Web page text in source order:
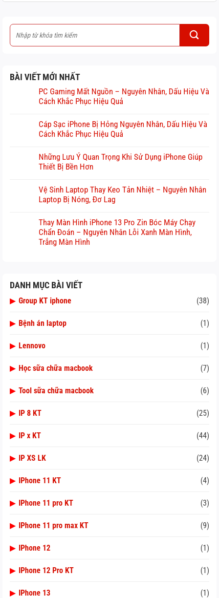
BÀI VIẾT MỚI NHẤT
PC Gaming Mất Nguồn – Nguyên Nhân, Dấu Hiệu Và
Cách Khắc Phục Hiệu Quả
Cáp Sạc iPhone Bị Hỏng Nguyên Nhân, Dấu Hiệu Và
Cách Khắc Phục Hiệu Quả
Những Lưu Ý Quan Trọng Khi Sử Dụng iPhone Giúp
Thiết Bị Bền Hơn
Vệ Sinh Laptop Thay Keo Tản Nhiệt – Nguyên Nhân
Laptop Bị Nóng, Đơ Lag
Thay Màn Hình iPhone 13 Pro Zin Bóc Máy Chạy
Chẩn Đoán – Nguyên Nhân Lỗi Xanh Màn Hình,
Trắng Màn Hình
DANH MỤC BÀI VIẾT
▶ Group KT iphone (38)
▶ Bệnh án laptop (1)
▶ Lennovo (1)
▶ Học sữa chữa macbook (7)
▶ Tool sữa chữa macbook (6)
▶ IP 8 KT (25)
▶ IP x KT (44)
▶ IP XS LK (24)
▶ IPhone 11 KT (4)
▶ IPhone 11 pro KT (3)
▶ IPhone 11 pro max KT (9)
▶ IPhone 12 (1)
▶ IPhone 12 Pro KT (1)
▶ IPhone 13 (1)